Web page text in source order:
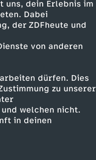
dein Erlebnis im
Dabei
der ZDFheute und
von anderen
dürfen. Dies
zu unserer
welchen nicht.
in deinen